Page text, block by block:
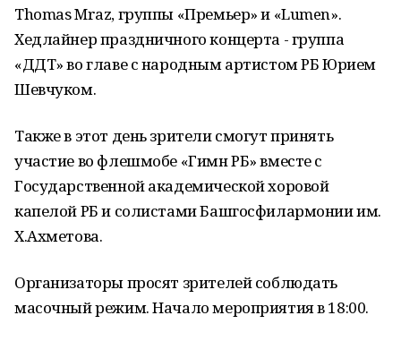
Thomas Mraz, группы «Премьер» и «Lumen».
Хедлайнер праздничного концерта - группа
«ДДТ» во главе с народным артистом РБ Юрием
Шевчуком.
Также в этот день зрители смогут принять
участие во флешмобе «Гимн РБ» вместе с
Государственной академической хоровой
капелой РБ и солистами Башгосфилармонии им.
Х.Ахметова.
Организаторы просят зрителей соблюдать
масочный режим. Начало мероприятия в 18:00.